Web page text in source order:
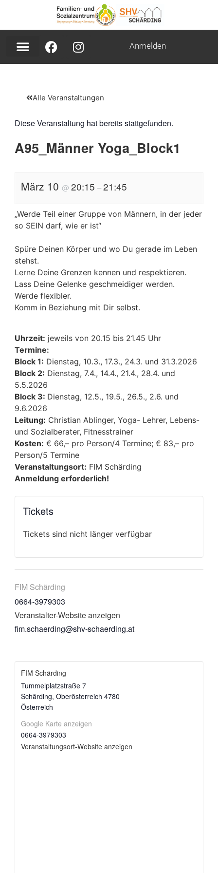
Anmelden
Alle Veranstaltungen
Diese Veranstaltung hat bereits stattgefunden.
A95_Männer Yoga_Block1
März 10 @ 20:15 –21:45
„Werde Teil einer Gruppe von Männern, in der jeder
so SEIN darf, wie er ist“
Spüre Deinen Körper und wo Du gerade im Leben
stehst.
Lerne Deine Grenzen kennen und respektieren.
Lass Deine Gelenke geschmeidiger werden.
Werde flexibler.
Komm in Beziehung mit Dir selbst.
Uhrzeit: jeweils von 20.15 bis 21.45 Uhr
Termine:
Block 1: Dienstag, 10.3., 17.3., 24.3. und 31.3.2026
Block 2: Dienstag, 7.4., 14.4., 21.4., 28.4. und
5.5.2026
Block 3: Dienstag, 12.5., 19.5., 26.5., 2.6. und
9.6.2026
Leitung: Christian Ablinger, Yoga- Lehrer, Lebens-
und Sozialberater, Fitnesstrainer
Kosten: € 66,– pro Person/4 Termine; € 83,– pro
Person/5 Termine
Veranstaltungsort: FIM Schärding
Anmeldung erforderlich!
Tickets
Tickets sind nicht länger verfügbar
FIM Schärding
0664-3979303
Veranstalter-Website anzeigen
fim.schaerding@shv-schaerding.at
FIM Schärding
Tummelplatzstraße 7
Schärding, Oberösterreich 4780
Österreich
Google Karte anzeigen
0664-3979303
Veranstaltungsort-Website anzeigen